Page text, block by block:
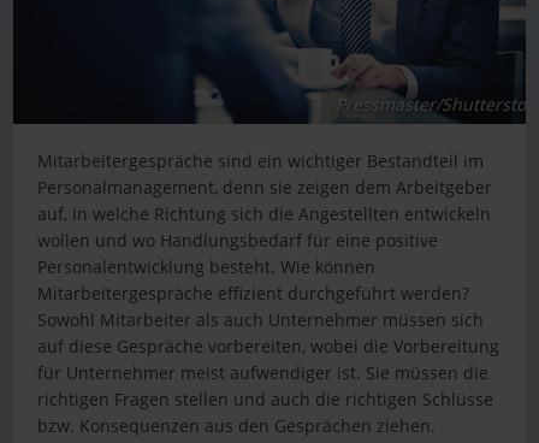
Pressmaster/
Mitarbeitergespräche sind ein wichtiger Bestandteil im
Personalmanagement, denn sie zeigen dem Arbeitgeber
auf, in welche Richtung sich die Angestellten entwickeln
wollen und wo Handlungsbedarf für eine positive
Personalentwicklung besteht. Wie können
Mitarbeitergespräche effizient durchgeführt werden?
Sowohl Mitarbeiter als auch Unternehmer müssen sich
auf diese Gespräche vorbereiten, wobei die Vorbereitung
für Unternehmer meist aufwendiger ist. Sie müssen die
richtigen Fragen stellen und auch die richtigen Schlüsse
bzw. Konsequenzen aus den Gesprächen ziehen.